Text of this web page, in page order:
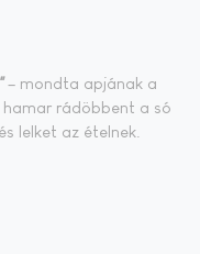
– mondta apjának a
hamar rádöbbent a só
lelket az ételnek.